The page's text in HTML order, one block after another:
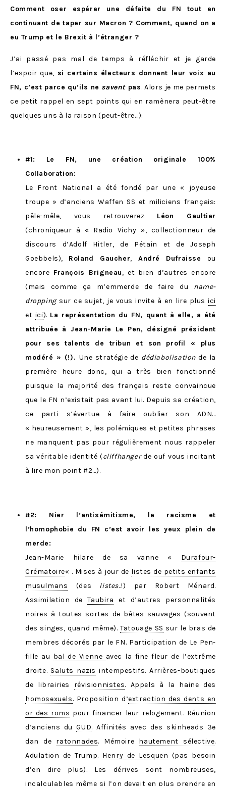
Comment oser espérer une défaite du FN tout en
continuant de taper sur Macron ? Comment, quand on a
eu Trump et le Brexit à l’étranger ?
J’ai passé pas mal de temps à réfléchir et je garde
l’espoir que, si certains électeurs donnent leur voix au
FN, c’est parce qu’ils ne savent pas. Alors je me permets
ce petit rappel en sept points qui en ramènera peut-être
quelques uns à la raison (peut-être…):
#1: Le FN, une création originale 100%
Collaboration:
Le Front National a été fondé par une « joyeuse
troupe » d’anciens Waffen SS et miliciens français:
pêle-mêle, vous retrouverez Léon Gaultier
(chroniqueur à « Radio Vichy », collectionneur de
discours d’Adolf Hitler, de Pétain et de Joseph
Goebbels), Roland Gaucher, André Dufraisse ou
encore François Brigneau, et bien d’autres encore
(mais comme ça m’emmerde de faire du name-
droppingsur ce sujet, je vous invite à en lire plusici
et ici). La représentation du FN, quant à elle, a été
attribuée à Jean-Marie Le Pen, désigné président
pour ses talents de tribun et son profil « plus
modéré » (!). Une stratégie de dédiabolisationde la
première heure donc, qui a très bien fonctionné
puisque la majorité des français reste convaincue
que le FN n’existait pas avant lui. Depuis sa création,
ce parti s’évertue à faire oublier son ADN…
« heureusement », les polémiques et petites phrases
ne manquent pas pour régulièrement nous rappeler
sa véritable identité (cliffhangerde ouf vous incitant
à lire mon point #2…).
#2: Nier l’antisémitisme, le racisme et
l’homophobie du FN c’est avoir les yeux plein de
merde:
Jean-Marie hilare de sa vanne « Durafour-
Crématoire« . Mises à jour de listes de petits enfants
musulmans (des listes..!) par Robert Ménard.
Assimilation deTaubira et d’autres personnalités
noires à toutes sortes de bêtes sauvages (souvent
des singes, quand même).Tatouage SS sur le bras de
membres décorés par le FN. Participation de Le Pen-
fille au bal de Vienne avec la fine fleur de l’extrême
droite. Saluts nazis intempestifs. Arrières-boutiques
de librairies révisionnistes. Appels à la haine des
homosexuels. Proposition d’extraction des dents en
or des roms pour financer leur relogement. Réunion
d’anciens duGUD. Affinités avec des skinheads 3e
dan de ratonnades. Mémoire hautement sélective.
Adulation deTrump. Henry de Lesquen (pas besoin
d’en dire plus). Les dérives sont nombreuses,
incalculables même si l’on devait en plus prendre en